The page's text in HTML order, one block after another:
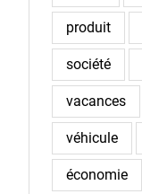
produit
société
vacances
véhicule
économie